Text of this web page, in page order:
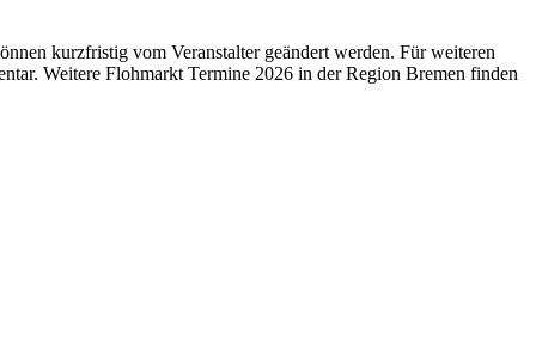
kurzfristig vom Veranstalter geändert werden. Für weiteren
Weitere Flohmarkt Termine 2026 in der Region Bremen finden